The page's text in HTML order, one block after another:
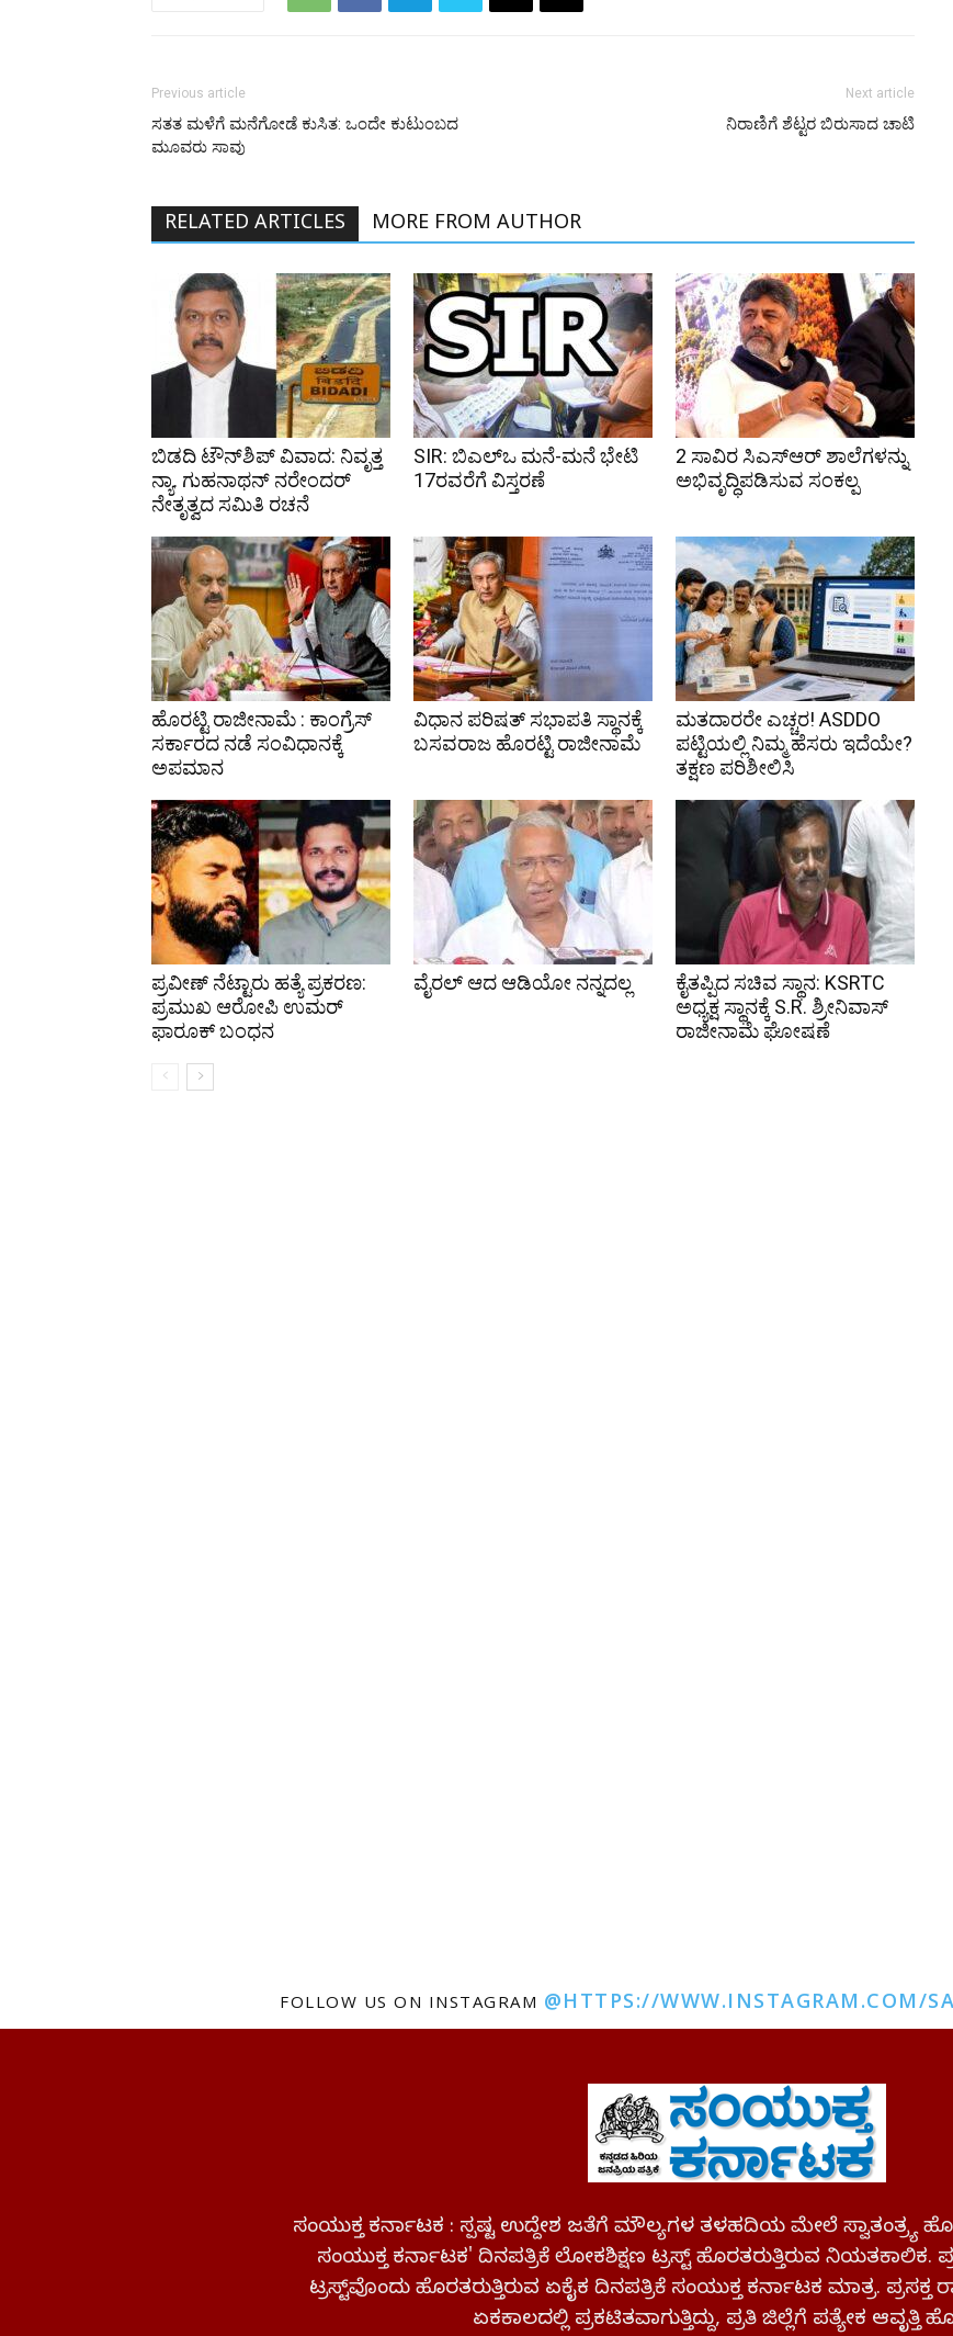
Previous article
ಸತತ ಮಳೆಗೆ ಮನೆಗೋಡೆ ಕುಸಿತ: ಒಂದೇ ಕುಟುಂಬದ
ಮೂವರು ಸಾವು
Next article
ನಿರಾಣಿಗೆ ಶೆಟ್ಟರ ಬಿರುಸಾದ ಚಾಟಿ
RELATED ARTICLES MORE FROM AUTHOR
ಬಿಡದಿ ಟೌನ್‌ಶಿಪ್ ವಿವಾದ: ನಿವೃತ್ತ
ನ್ಯಾ. ಗುಹನಾಥನ್ ನರೇಂದರ್
ನೇತೃತ್ವದ ಸಮಿತಿ ರಚನೆ
SIR: ಬಿಎಲ್ಒ ಮನೆ-ಮನೆ ಭೇಟಿ
17ರವರೆಗೆ ವಿಸ್ತರಣೆ
2 ಸಾವಿರ ಸಿಎಸ್‌ಆರ್ ಶಾಲೆಗಳನ್ನು
ಅಭಿವೃದ್ಧಿಪಡಿಸುವ ಸಂಕಲ್ಪ
ಹೊರಟ್ಟಿ ರಾಜೀನಾಮೆ : ಕಾಂಗ್ರೆಸ್
ಸರ್ಕಾರದ ನಡೆ ಸಂವಿಧಾನಕ್ಕೆ
ಅಪಮಾನ
ವಿಧಾನ ಪರಿಷತ್ ಸಭಾಪತಿ ಸ್ಥಾನಕ್ಕೆ
ಬಸವರಾಜ ಹೊರಟ್ಟಿ ರಾಜೀನಾಮೆ
ಮತದಾರರೇ ಎಚ್ಚರ! ASDDO
ಪಟ್ಟಿಯಲ್ಲಿ ನಿಮ್ಮ ಹೆಸರು ಇದೆಯೇ?
ತಕ್ಷಣ ಪರಿಶೀಲಿಸಿ
ಪ್ರವೀಣ್ ನೆಟ್ಟಾರು ಹತ್ಯೆ ಪ್ರಕರಣ:
ಪ್ರಮುಖ ಆರೋಪಿ ಉಮರ್
ಫಾರೂಕ್ ಬಂಧನ
ವೈರಲ್ ಆದ ಆಡಿಯೋ ನನ್ನದಲ್ಲ
ಕೈತಪ್ಪಿದ ಸಚಿವ ಸ್ಥಾನ: KSRTC
ಅಧ್ಯಕ್ಷ ಸ್ಥಾನಕ್ಕೆ S.R. ಶ್ರೀನಿವಾಸ್
ರಾಜೀನಾಮೆ ಘೋಷಣೆ
FOLLOW US ON INSTAGRAM @HTTPS://WWW.INSTAGRAM.COM/
ಸಂಯುಕ್ತ ಕರ್ನಾಟಕ : ಸ್ಪಷ್ಟ ಉದ್ದೇಶ ಜತೆಗೆ ಮೌಲ್ಯಗಳ ತಳಹದಿಯ ಮೇಲೆ ಸ್ವಾತಂತ್ರ್ಯ
ಸಂಯುಕ್ತ ಕರ್ನಾಟಕ' ದಿನಪತ್ರಿಕೆ ಲೋಕಶಿಕ್ಷಣ ಟ್ರಸ್ಟ್ ಹೊರತರುತ್ತಿರುವ ನಿಯತಕಾಲಿಕ.
ಟ್ರಸ್ಟ್‌ವೊಂದು ಹೊರತರುತ್ತಿರುವ ಏಕೈಕ ದಿನಪತ್ರಿಕೆ ಸಂಯುಕ್ತ ಕರ್ನಾಟಕ ಮಾತ್ರ. ಪ್ರಸಕ್ತ
ಏಕಕಾಲದಲ್ಲಿ ಪ್ರಕಟಿತವಾಗುತ್ತಿದ್ದು, ಪ್ರತಿ ಜಿಲ್ಲೆಗೆ ಪತ್ಯೇಕ ಆವೃತ್ತಿ